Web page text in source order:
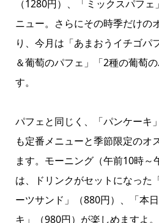
（1280円）、「ミックスパフ
ニュー。さらにその時季だけの
り、今月は「あまおうイチゴパ
＆葡萄のパフェ」「2種の葡萄
す。
パフェと同じく、「パンケーキ
も定番メニューと季節限定のオ
ます。モーニング（午前10時～
は、ドリンクがセットになった
ーツサンド」（880円）、「本
キ」（980円）が楽しめますよ。